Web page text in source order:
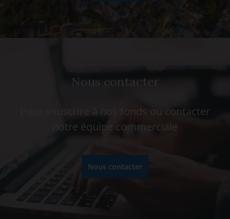
Nous contacter
Pour souscrire à nos fonds ou contacter
notre équipe commerciale
Nous contacter